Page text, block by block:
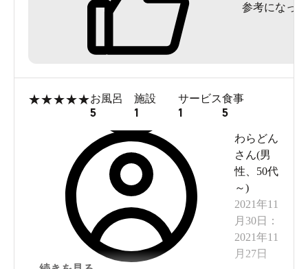
参考になった
★★★★★お風呂
5
施設
1
サービス
1
食事
5
わらどん
さん(男
性
50代
～)
2021年11
月30日
：
2021年11
月27日